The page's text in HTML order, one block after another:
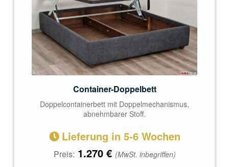
Container-Doppelbett
Doppelcontainerbett mit Doppelmechanismus,
abnehmbarer Stoff.
Lieferung in 5-6 Wochen
Preis: 1.270 € (MwSt. inbegriffen)